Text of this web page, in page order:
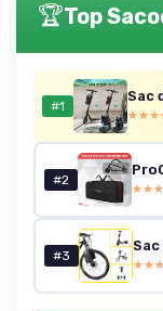
🏆Top
#1
#2
#3